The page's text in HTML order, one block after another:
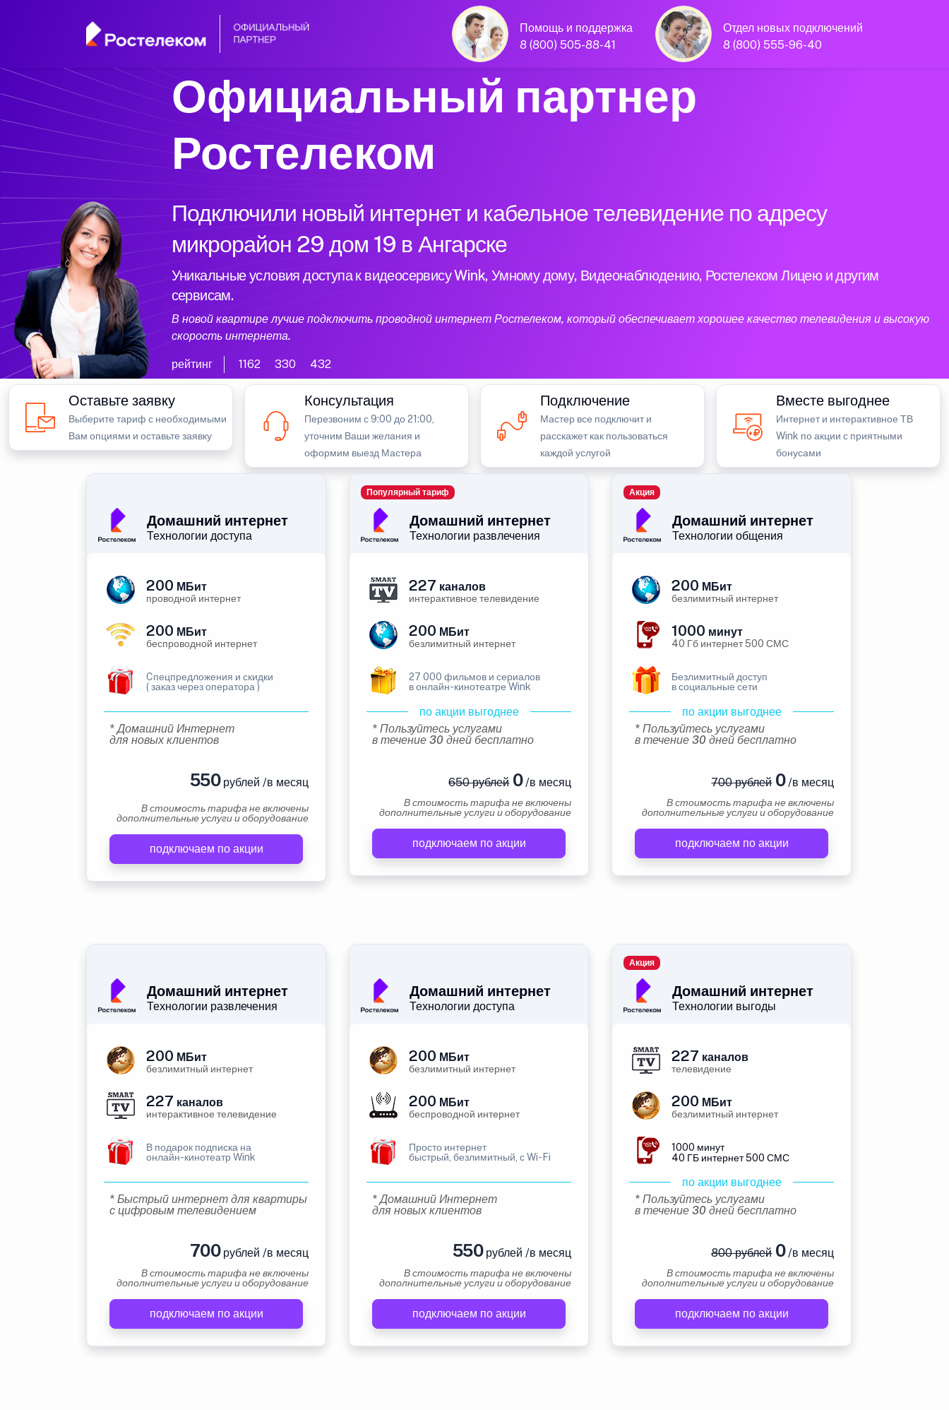
Помощь и поддержка
8 (800) 505-88-41
Отдел новых подключений
8 (800) 555-96-40
Официальный партнер
Ростелеком
Подключили новый интернет и кабельное телевидение по адресу
микрорайон 29 дом 19 в Ангарске
Уникальные условия доступа к видеосервису Wink, Умному дому, Видеонаблюдению, Ростелеком Лицею и другим
сервисам.
В новой квартире лучше подключить проводной интернет Ростелеком, который обеспечивает хорошее качество телевидения и высокую
скорость интернета.
рейтинг 1162 330 432
Оставьте заявку
Выберите тариф с необходимыми
Вам опциями и оставьте заявку
Консультация
Перезвоним с 9:00 до 21:00,
уточним Ваши желания и
оформим выезд Мастера
Подключение
Мастер все подключит и
расскажет как пользоваться
каждой услугой
Вместе выгоднее
Интернет и интерактивное ТВ
Wink по акции с приятными
бонусами
Домашний интернет
Технологии доступа
200 МБит
проводной интернет
200 МБит
беспроводной интернет
Cпецпредложения и скидки
( заказ через оператора )
* Домашний Интернет
для новых клиентов
550рублей /в месяц
В стоимость тарифа не включены
дополнительные услуги и оборудование
подключаем по акции
Домашний интернет
Технологии развлечения
Популярный тариф
227 каналов
интерактивное телевидение
200 МБит
безлимитный интернет
27 000 фильмов и сериалов
в онлайн-кинотеатре Wink
по акции выгоднее
* Пользуйтесь услугами
в течение 30 дней бесплатно
650 рублей0/в месяц
В стоимость тарифа не включены
дополнительные услуги и оборудование
подключаем по акции
Домашний интернет
Технологии общения
Акция
200 МБит
безлимитный интернет
1000 минут
40 Гб интернет 500 СМС
Безлимитный доступ
в социальные сети
по акции выгоднее
* Пользуйтесь услугами
в течение 30 дней бесплатно
700 рублей0/в месяц
В стоимость тарифа не включены
дополнительные услуги и оборудование
подключаем по акции
Домашний интернет
Технологии развлечения
200 МБит
безлимитный интернет
227 каналов
интерактивное телевидение
В подарок подписка на
онлайн-кинотеатр Wink
* Быстрый интернет для квартиры
с цифровым телевидением
700рублей /в месяц
В стоимость тарифа не включены
дополнительные услуги и оборудование
подключаем по акции
Домашний интернет
Технологии доступа
200 МБит
безлимитный интернет
200 МБит
беспроводной интернет
Просто интернет
быстрый, безлимитный, с Wi-Fi
* Домашний Интернет
для новых клиентов
550рублей /в месяц
В стоимость тарифа не включены
дополнительные услуги и оборудование
подключаем по акции
Домашний интернет
Технологии выгоды
Акция
227 каналов
телевидение
200 МБит
безлимитный интернет
1000 минут
40 ГБ интернет 500 СМС
по акции выгоднее
* Пользуйтесь услугами
в течение 30 дней бесплатно
800 рублей0/в месяц
В стоимость тарифа не включены
дополнительные услуги и оборудование
подключаем по акции